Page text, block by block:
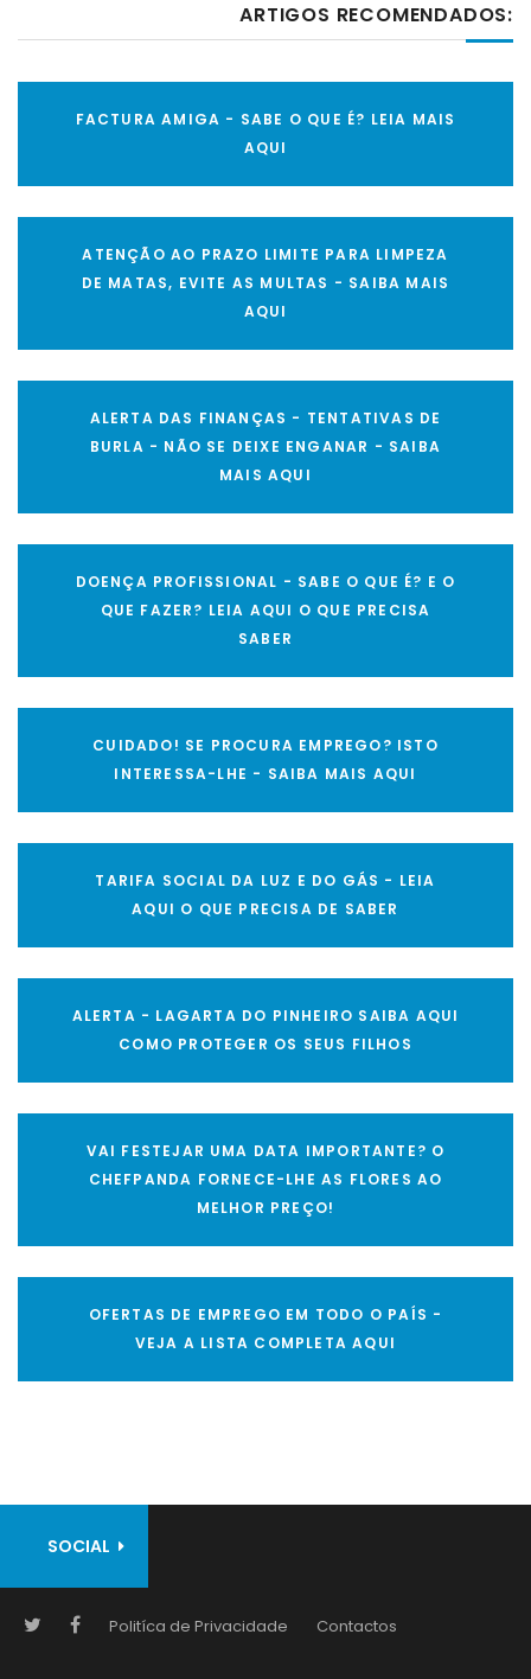
ARTIGOS RECOMENDADOS:
FACTURA AMIGA - SABE O QUE É? LEIA MAIS
AQUI
ATENÇÃO AO PRAZO LIMITE PARA LIMPEZA
DE MATAS, EVITE AS MULTAS - SAIBA MAIS
AQUI
ALERTA DAS FINANÇAS - TENTATIVAS DE
BURLA - NÃO SE DEIXE ENGANAR - SAIBA
MAIS AQUI
DOENÇA PROFISSIONAL - SABE O QUE É? E O
QUE FAZER? LEIA AQUI O QUE PRECISA
SABER
CUIDADO! SE PROCURA EMPREGO? ISTO
INTERESSA-LHE - SAIBA MAIS AQUI
TARIFA SOCIAL DA LUZ E DO GÁS - LEIA
AQUI O QUE PRECISA DE SABER
ALERTA - LAGARTA DO PINHEIRO SAIBA AQUI
COMO PROTEGER OS SEUS FILHOS
VAI FESTEJAR UMA DATA IMPORTANTE? O
CHEFPANDA FORNECE-LHE AS FLORES AO
MELHOR PREÇO!
OFERTAS DE EMPREGO EM TODO O PAÍS -
VEJA A LISTA COMPLETA AQUI
SOCIAL
Politíca de Privacidade Contactos